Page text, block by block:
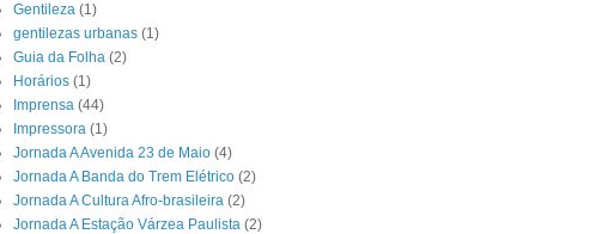
Gentileza (1)
gentilezas urbanas (1)
Guia da Folha (2)
Horários (1)
Imprensa (44)
Impressora (1)
Jornada A Avenida 23 de Maio (4)
Jornada A Banda do Trem Elétrico (2)
Jornada A Cultura Afro-brasileira (2)
Jornada A Estação Várzea Paulista (2)